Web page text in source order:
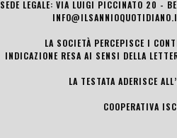
SEDE LEGALE: VIA LUIGI PICCINATO 20 -
LA SOCIETÀ PERCEPISCE I
INDICAZIONE RESA AI SENSI DELLA
LA TESTATA ADERISCE
COOPERATIVA